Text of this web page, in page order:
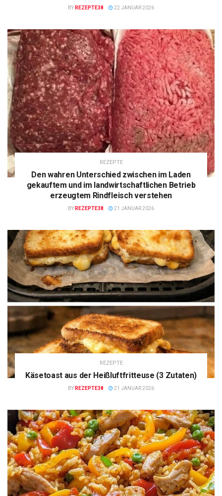
BY REZEPTE38 22 JANUAR 2026
REZEPTE
Den wahren Unterschied zwischen im Laden
gekauftem und im landwirtschaftlichen Betrieb
erzeugtem Rindfleisch verstehen
BY REZEPTE38 21 JANUAR 2026
REZEPTE
Käsetoast aus der Heißluftfritteuse (3 Zutaten)
BY REZEPTE38 21 JANUAR 2026